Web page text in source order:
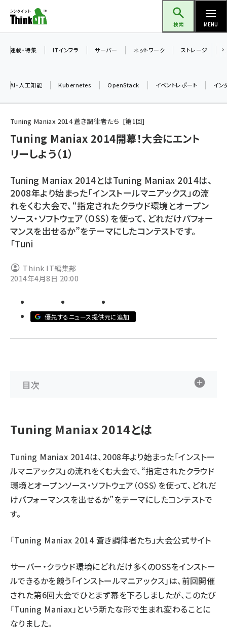
ン
ツ
検索 MENU
加藤銘のチーム貢献～仲間と築いた勝利の絆～ (2287)
iot女子会 (2243)
drupal (1921)
genai (1464)
ai crunch (1336)
連載・特集 ITインフラ サーバー ネットワーク ストレージ
AI・人工知能 Kubernetes OpenStack イベントレポート イン
Tuning Maniax 2014 蒼き調律者たち 第1回
Tuning Maniax 2014開幕！大会にエント
リーしよう（1）
Tuning Maniax 2014とはTuning Maniax 2014は、
2008年より始まった「インストールマニアックス」の流
れをくむ大会で、“指定されたクラウド環境とオープン
ソース・ソフトウェア（OSS）を使って、どれだけパフォー
マンスを出せるか”をテーマにしたコンテストです。
「Tuni
Think IT編集部
2014年4月8日 20:00
優先するニュース提供元に追加
目次
Tuning Maniax 2014とは
Tuning Maniax 2014は、2008年より始まった「インストー
ルマニアックス」の流れをくむ大会で、“指定されたクラウド
環境とオープンソース・ソフトウェア（OSS）を使って、どれだ
けパフォーマンスを出せるか”をテーマにしたコンテストで
す。
「Tuning Maniax 2014 蒼き調律者たち」大会公式サイト
サーバー・クラウド環境にどれだけ多くのOSSをインストー
ルできるかを競う「インストールマニアックス」は、前回開催
された第6回大会でひとまず幕を下ろしましたが、このたび
「Tuning Maniax」という新たな形で生まれ変わることに
なりました。